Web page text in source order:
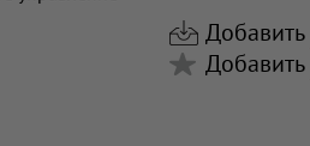
Добавить
Добавить